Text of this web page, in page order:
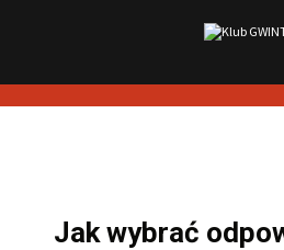
to
Jak wybrać